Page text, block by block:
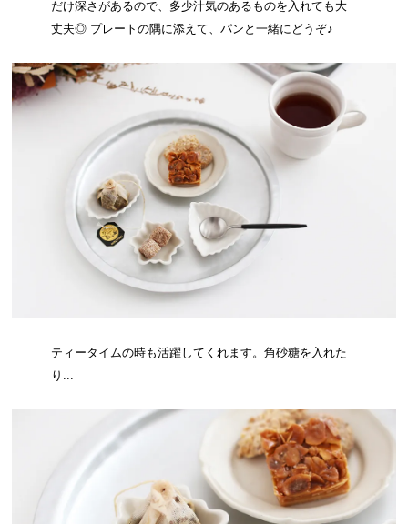
だけ深さがあるので、多少汁気のあるものを入れても大
丈夫◎ プレートの隅に添えて、パンと一緒にどうぞ♪
ティータイムの時も活躍してくれます。角砂糖を入れた
り...